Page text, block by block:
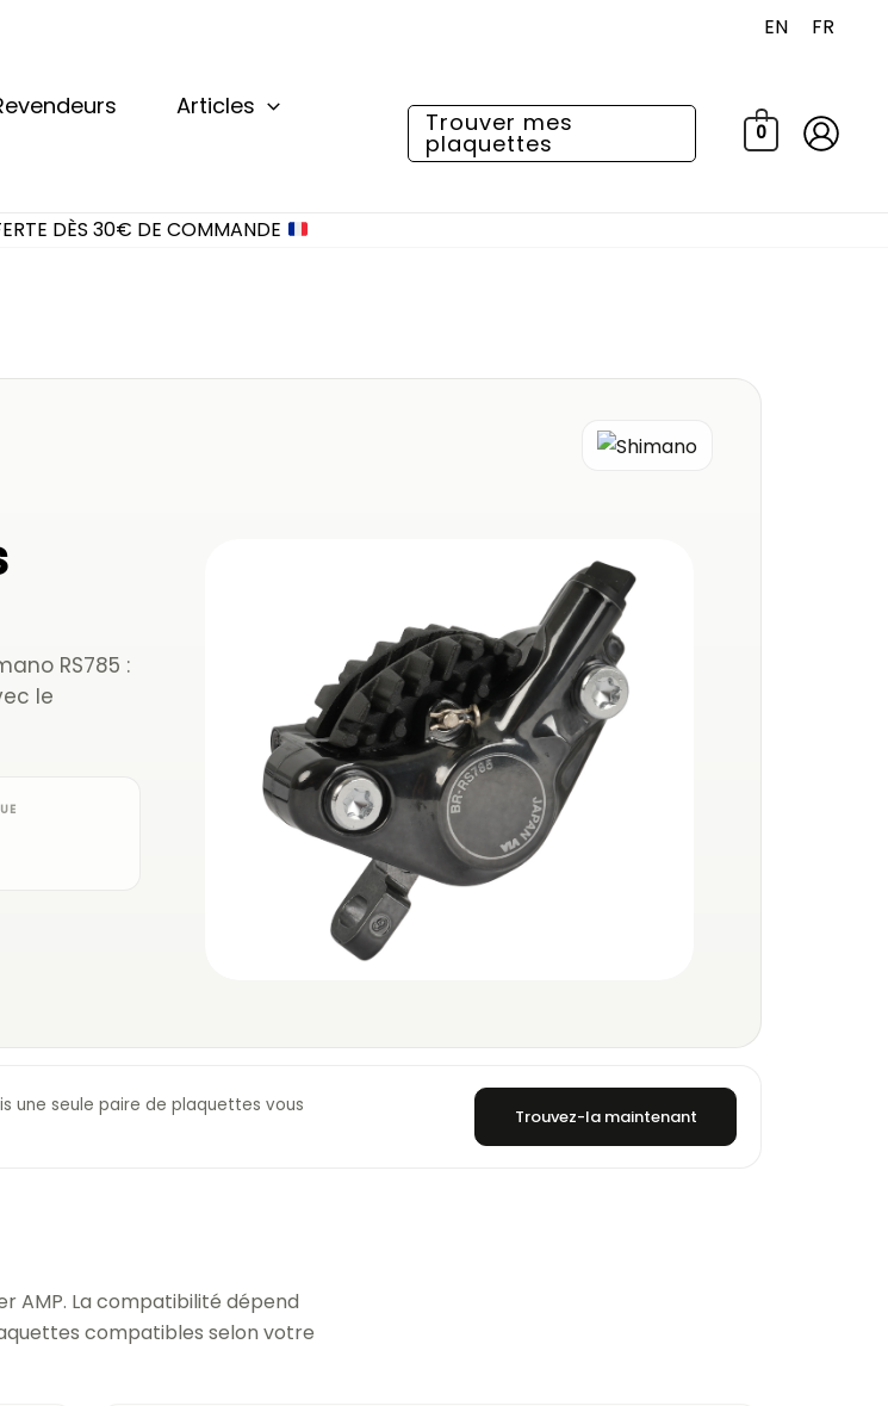
EN FR
Articles
Trouver mes
plaquettes 0
DÈS 30€ DE COMMANDE
RS785 :
le
une seule paire de plaquettes vous
Trouvez-la maintenant
AMP. La compatibilité dépend
compatibles selon votre